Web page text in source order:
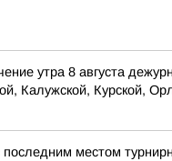
утра 8 августа
Калужской, Курской,
местом